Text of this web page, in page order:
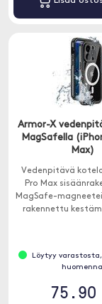
Armor-X
MagSafella
Max)
Vedenpitävä kotelo
Pro Max
MagSafe-
rakennettu
Löytyy
huomenna